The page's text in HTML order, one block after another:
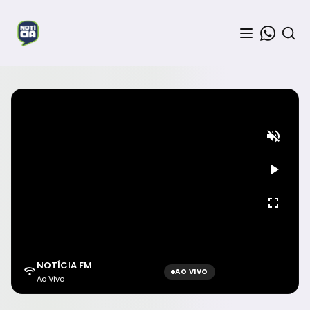
NOTÍCIA FM
Ao Vivo
AO VIVO